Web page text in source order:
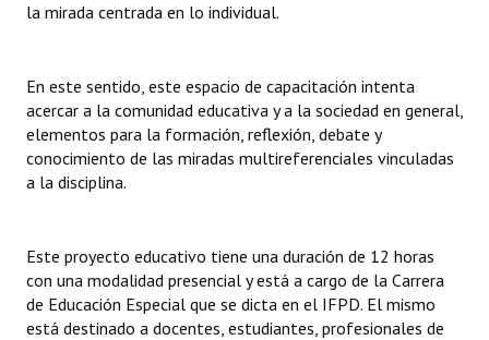
Premio al Mérito - Registro
Mujeres que Dejaron Huellas - Registro
Periodistas Decanos - Registro
Ciudadano Ilustre - Registro
Huéspedes de Honor - Registro
Antiguos Pobladores - Registro
la mirada centrada en lo individual.
En este sentido, este espacio de capacitación intenta
acercar a la comunidad educativa y a la sociedad en general,
elementos para la formación, reflexión, debate y
conocimiento de las miradas multireferenciales vinculadas
a la disciplina.
Este proyecto educativo tiene una duración de 12 horas
con una modalidad presencial y está a cargo de la Carrera
de Educación Especial que se dicta en el IFPD. El mismo
está destinado a docentes, estudiantes, profesionales de